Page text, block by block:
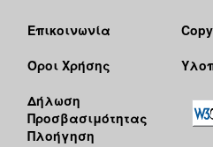
Επικοινωνία
Όροι Χρήσης
Δήλωση
Προσβασιμότητας
Πλοήγηση